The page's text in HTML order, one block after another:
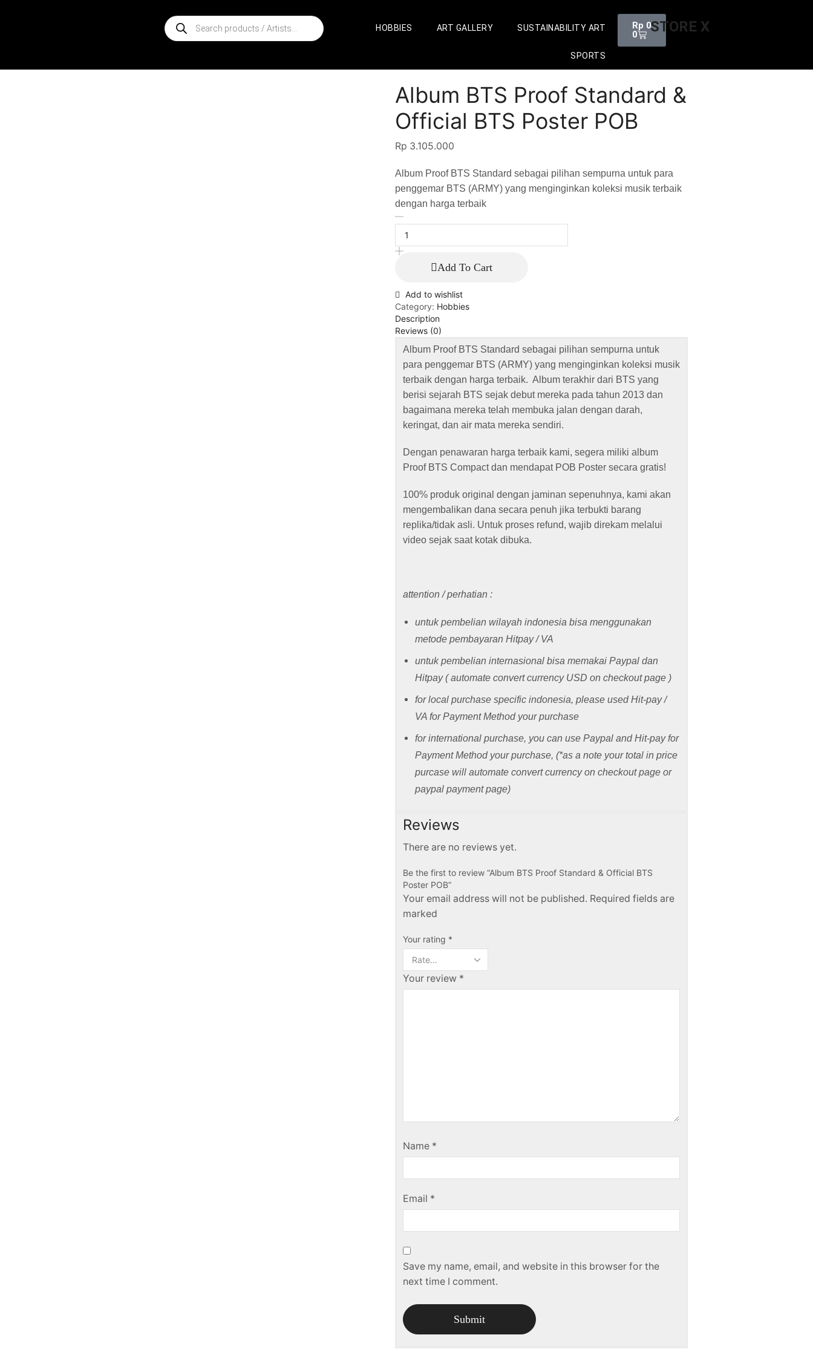
HOBBIES ART GALLERY SUSTAINABILITY ART
SPORTS
Rp 0
0
STORE X
Album BTS Proof Standard &
Official BTS Poster POB
Rp 3.105.000
Album Proof BTS Standard sebagai pilihan sempurna untuk para
penggemar BTS (ARMY) yang menginginkan koleksi musik terbaik
dengan harga terbaik
Add To Cart
Add to wishlist
Category: Hobbies
Description
Reviews (0)
Album Proof BTS Standard sebagai pilihan sempurna untuk
para penggemar BTS (ARMY) yang menginginkan koleksi musik
terbaik dengan harga terbaik. Album terakhir dari BTS yang
berisi sejarah BTS sejak debut mereka pada tahun 2013 dan
bagaimana mereka telah membuka jalan dengan darah,
keringat, dan air mata mereka sendiri.
Dengan penawaran harga terbaik kami, segera miliki album
Proof BTS Compact dan mendapat POB Poster secara gratis!
100% produk original dengan jaminan sepenuhnya, kami akan
mengembalikan dana secara penuh jika terbukti barang
replika/tidak asli. Untuk proses refund, wajib direkam melalui
video sejak saat kotak dibuka.
attention / perhatian :
untuk pembelian wilayah indonesia bisa menggunakan
metode pembayaran Hitpay / VA
untuk pembelian internasional bisa memakai Paypal dan
Hitpay ( automate convert currency USD on checkout page )
for local purchase specific indonesia, please used Hit-pay /
VA for Payment Method your purchase
for international purchase, you can use Paypal and Hit-pay for
Payment Method your purchase, (*as a note your total in price
purcase will automate convert currency on checkout page or
paypal payment page)
Reviews
There are no reviews yet.
Be the first to review “Album BTS Proof Standard & Official BTS
Poster POB”
Your email address will not be published. Required fields are
marked
Your rating *
Your review *
Name *
Email *
Save my name, email, and website in this browser for the
next time I comment.